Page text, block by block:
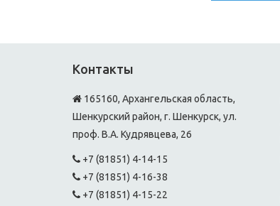
Контакты
165160, Архангельская область,
Шенкурский район, г. Шенкурск, ул.
проф. В.А. Кудрявцева, 26
+7 (81851) 4-14-15
+7 (81851) 4-16-38
+7 (81851) 4-15-22